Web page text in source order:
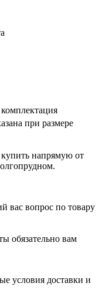
при размере
купить напрямую от
вас вопрос по товару
обязательно вам
условия доставки и